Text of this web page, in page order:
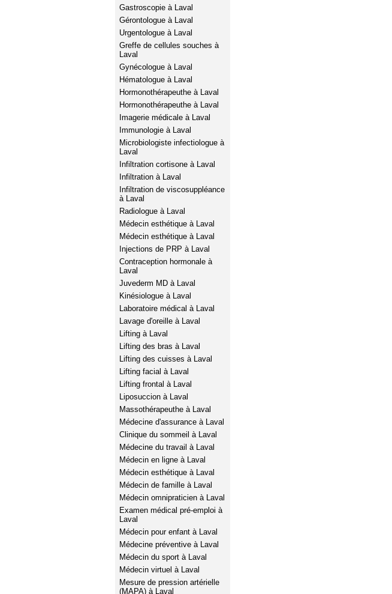
Gastroscopie à Laval
Gérontologue à Laval
Urgentologue à Laval
Greffe de cellules souches à
Laval
Gynécologue à Laval
Hématologue à Laval
Hormonothérapeuthe à Laval
Hormonothérapeuthe à Laval
Imagerie médicale à Laval
Immunologie à Laval
Microbiologiste infectiologue à
Laval
Infiltration cortisone à Laval
Infiltration à Laval
Infiltration de viscosuppléance
à Laval
Radiologue à Laval
Médecin esthétique à Laval
Médecin esthétique à Laval
Injections de PRP à Laval
Contraception hormonale à
Laval
Juvederm MD à Laval
Kinésiologue à Laval
Laboratoire médical à Laval
Lavage d'oreille à Laval
Lifting à Laval
Lifting des bras à Laval
Lifting des cuisses à Laval
Lifting facial à Laval
Lifting frontal à Laval
Liposuccion à Laval
Massothérapeuthe à Laval
Médecine d'assurance à Laval
Clinique du sommeil à Laval
Médecine du travail à Laval
Médecin en ligne à Laval
Médecin esthétique à Laval
Médecin de famille à Laval
Médecin omnipraticien à Laval
Examen médical pré-emploi à
Laval
Médecin pour enfant à Laval
Médecine préventive à Laval
Médecin du sport à Laval
Médecin virtuel à Laval
Mesure de pression artérielle
(MAPA) à Laval